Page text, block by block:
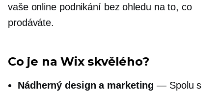
vaše online podnikání bez ohledu na to, co
prodáváte.
Co je na Wix skvělého?
Nádherný design a marketing — Spolu s